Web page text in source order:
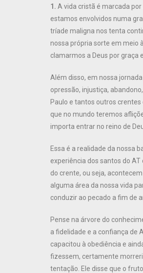
1. A vida cristã é marcada
estamos envolvidos numa
tríade maligna nos tenta
nossa própria sorte em meio
clamarmos a Deus por graça
Além disso, em nossa
opressão, injustiça,
Paulo e tantos outros
que no mundo teremos
importa entrar no reino de
Essa é a realidade da nossa
experiência dos santos do
do crente, ou seja,
alguma área da nossa vida
conduzir ao pecado a fim de
Pense na árvore do
a fidelidade e a confiança de
capacitou à obediência e
fizessem, certamente
tentação. Ele disse que o